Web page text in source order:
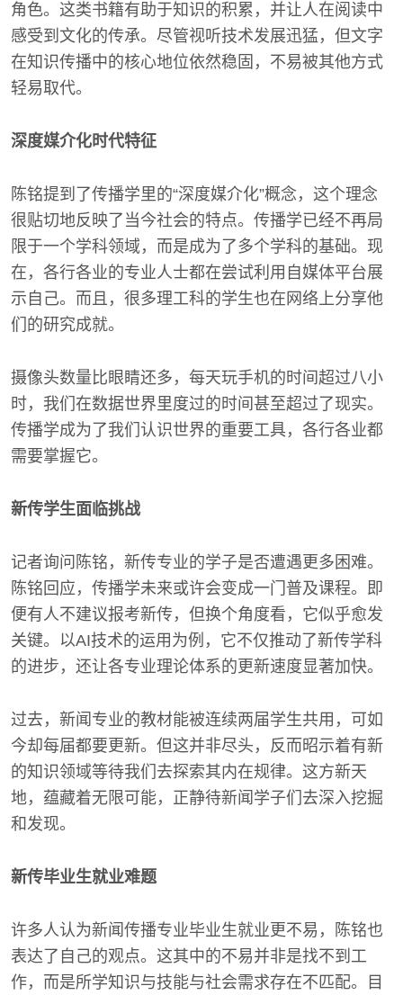
角色。这类书籍有助于知识的积累，并让人在阅读中
感受到文化的传承。尽管视听技术发展迅猛，但文字
在知识传播中的核心地位依然稳固，不易被其他方式
轻易取代。
深度媒介化时代特征
陈铭提到了传播学里的“深度媒介化”概念，这个理念
很贴切地反映了当今社会的特点。传播学已经不再局
限于一个学科领域，而是成为了多个学科的基础。现
在，各行各业的专业人士都在尝试利用自媒体平台展
示自己。而且，很多理工科的学生也在网络上分享他
们的研究成就。
摄像头数量比眼睛还多，每天玩手机的时间超过八小
时，我们在数据世界里度过的时间甚至超过了现实。
传播学成为了我们认识世界的重要工具，各行各业都
需要掌握它。
新传学生面临挑战
记者询问陈铭，新传专业的学子是否遭遇更多困难。
陈铭回应，传播学未来或许会变成一门普及课程。即
便有人不建议报考新传，但换个角度看，它似乎愈发
关键。以AI技术的运用为例，它不仅推动了新传学科
的进步，还让各专业理论体系的更新速度显著加快。
过去，新闻专业的教材能被连续两届学生共用，可如
今却每届都要更新。但这并非尽头，反而昭示着有新
的知识领域等待我们去探索其内在规律。这方新天
地，蕴藏着无限可能，正静待新闻学子们去深入挖掘
和发现。
新传毕业生就业难题
许多人认为新闻传播专业毕业生就业更不易，陈铭也
表达了自己的观点。这其中的不易并非是找不到工
作，而是所学知识与技能与社会需求存在不匹配。目